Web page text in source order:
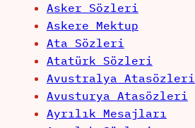
Asker Sözleri
Askere Mektup
Ata Sözleri
Atatürk Sözleri
Avustralya Atasözleri
Avusturya Atasözleri
Ayrılık Mesajları